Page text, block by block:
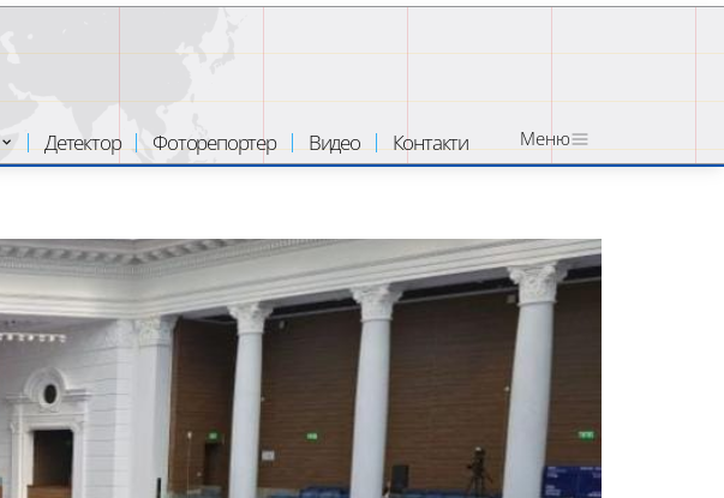
Детектор Фоторепортер Видео Контакти Меню